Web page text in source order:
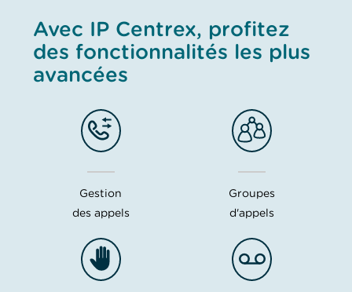
Avec IP Centrex, profitez
des fonctionnalités les plus
avancées
Gestion
des appels
Groupes
d'appels